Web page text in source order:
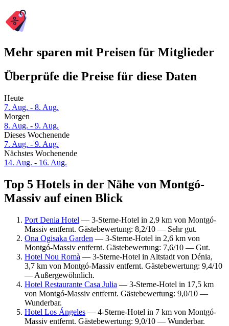
Mehr sparen mit Preisen für Mitglieder
Überprüfe die Preise für diese Daten
Heute
7. Aug. - 8. Aug.
Morgen
8. Aug. - 9. Aug.
Dieses Wochenende
7. Aug. - 9. Aug.
Nächstes Wochenende
14. Aug. - 16. Aug.
Top 5 Hotels in der Nähe von Montgó-
Massiv auf einen Blick
Port Denia Hotel — 3-Sterne-Hotel in 2,9 km von Montgó-
Massiv entfernt. Gästebewertung: 8,2/10 — Sehr gut.
Ona Ogisaka Garden — 3-Sterne-Hotel in 2,6 km von
Montgó-Massiv entfernt. Gästebewertung: 7,6/10 — Gut.
Hotel Nou Romà — 3-Sterne-Hotel in Altstadt von Dénia,
3,7 km von Montgó-Massiv entfernt. Gästebewertung: 9,4/10
— Außergewöhnlich.
Hotel Restaurante Casa Julia — 3-Sterne-Hotel in 17,5 km
von Montgó-Massiv entfernt. Gästebewertung: 9,0/10 —
Wunderbar.
Hotel Los Ángeles — 4-Sterne-Hotel in 7 km von Montgó-
Massiv entfernt. Gästebewertung: 9,0/10 — Wunderbar.